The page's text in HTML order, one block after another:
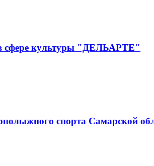
в сфере культуры "ДЕЛЬАРТЕ"
спорта Самарской